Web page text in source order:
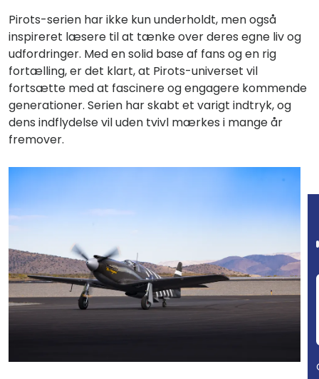
Pirots-serien har ikke kun underholdt, men også
inspireret læsere til at tænke over deres egne liv og
udfordringer. Med en solid base af fans og en rig
fortælling, er det klart, at Pirots-universet vil
fortsætte med at fascinere og engagere kommende
generationer. Serien har skabt et varigt indtryk, og
dens indflydelse vil uden tvivl mærkes i mange år
fremover.